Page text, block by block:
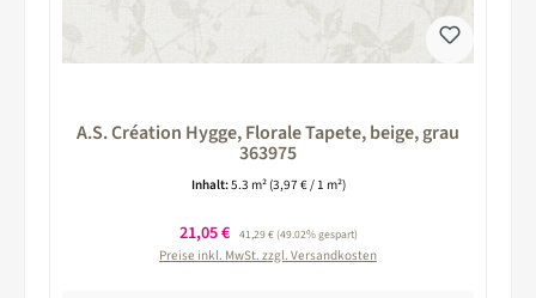
A.S. Création Hygge, Florale Tapete, beige, grau
363975
Inhalt:5.3 m² (3,97 € / 1 m²)
Verkaufspreis:
21,05 € Regulärer Preis:
41,29 €(49.02% gespart)
Preise inkl. MwSt. zzgl. Versandkosten